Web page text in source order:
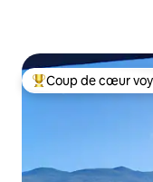
Coups de cœur
Coup de cœur